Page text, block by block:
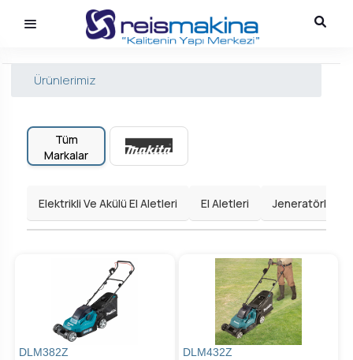
Ürünlerimiz
Tüm
Markalar
Elektrikli Ve Akülü El Aletleri El Aletleri Jeneratörler
DLM382Z DLM432Z